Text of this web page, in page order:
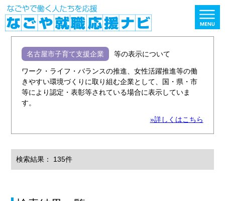
名古屋市子育て支援企業 等の表示について
ワーク・ライフ・バランスの推進、女性活躍推進等の働
きやすい環境づくりに取り組む企業として、国・県・市
等により認定・表彰等されている場合に表示していま
す。
»詳しくはこちら
検索結果： 135件